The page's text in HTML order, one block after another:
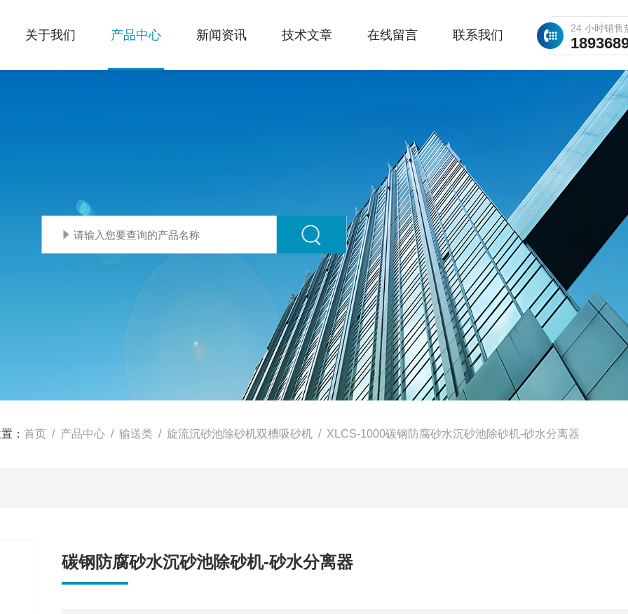
24 小时销售
关于我们 产品中心 新闻资讯 技术文章 在线留言 联系我们
： 首页 / 产品中心 / 输送类 / 旋流沉砂池除砂机双槽吸砂机 / XLCS-1000碳钢防腐砂水沉砂池除砂机-砂水分离器
碳钢防腐砂水沉砂池除砂机-砂水分离器